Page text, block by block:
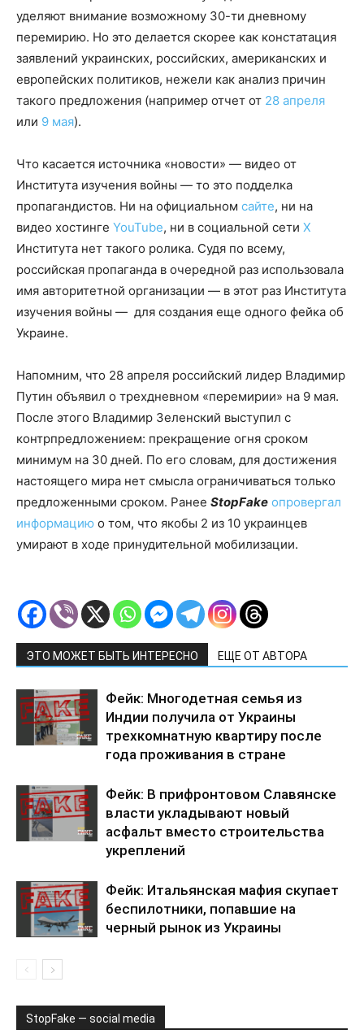
уделяют внимание возможному 30-ти дневному
перемирию. Но это делается скорее как констатация
заявлений украинских, российских, американских и
европейских политиков, нежели как анализ причин
такого предложения (например отчет от 28 апреля
или 9 мая).
Что касается источника «новости» — видео от
Института изучения войны — то это подделка
пропагандистов. Ни на официальном сайте, ни на
видео хостинге YouTube, ни в социальной сети X
Института нет такого ролика. Судя по всему,
российская пропаганда в очередной раз использовала
имя авторитетной организации — в этот раз Института
изучения войны — для создания еще одного фейка об
Украине.
Напомним, что 28 апреля российский лидер Владимир
Путин объявил о трехдневном «перемирии» на 9 мая.
После этого Владимир Зеленский выступил с
контрпредложением: прекращение огня сроком
минимум на 30 дней. По его словам, для достижения
настоящего мира нет смысла ограничиваться только
предложенными сроком. Ранее StopFake опровергал
информацию о том, что якобы 2 из 10 украинцев
умирают в ходе принудительной мобилизации.
ЭТО МОЖЕТ БЫТЬ ИНТЕРЕСНО ЕЩЕ ОТ АВТОРА
Фейк: Многодетная семья из
Индии получила от Украины
трехкомнатную квартиру после
года проживания в стране
Фейк: В прифронтовом Славянске
власти укладывают новый
асфальт вместо строительства
укреплений
Фейк: Итальянская мафия скупает
беспилотники, попавшие на
черный рынок из Украины
StopFake — social media